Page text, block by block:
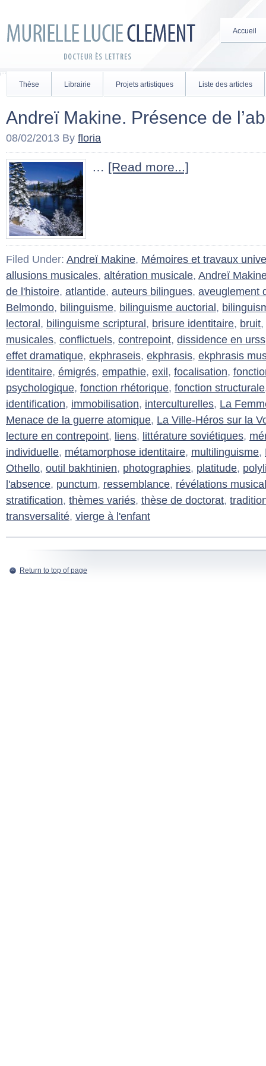
Accueil
Thèse Librairie Projets artistiques Liste des articles
Andreï Makine. Présence de
08/02/2013 By floria
… [Read more...]
Filed Under: Andreï Makine, Mémoires et travaux
allusions musicales, altération musicale, Andreï
de l'histoire, atlantide, auteurs bilingues, aveuglement
Belmondo, bilinguisme, bilinguisme auctorial ,
lectoral , bilinguisme scriptural , brisure identitaire, bruit,
musicales, conflictuels, contrepoint, dissidence en urss
effet dramatique, ekphraseis, ekphrasis, ekphrasis
identitaire, émigrés, empathie, exil , focalisation,
psychologique, fonction rhétorique, fonction structurale
identification, immobilisation, interculturelles, La
Menace de la guerre atomique, La Ville-Héros sur la
lecture en contrepoint, liens, littérature soviétiques,
individuelle, métamorphose identitaire, multilinguisme,
Othello, outil bakhtinien, photographies, platitude,
l'absence, punctum, ressemblance, révélations
stratification, thèmes variés, thèse de doctorat,
transversalité, vierge à l'enfant
Return to top of page